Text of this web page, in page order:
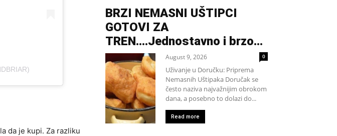
da je kupi. Za razliku
BRZI NEMASNI UŠTIPCI
GOTOVI ZA
TREN….Jednostavno i brzo…
August 9, 2026 0
Uživanje u Doručku: Priprema
Nemasnih Uštipaka Doručak se
često naziva najvažnijim obrokom
dana, a posebno to dolazi do...
Read more